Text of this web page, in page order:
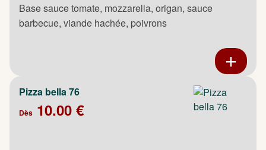
Base sauce tomate, mozzarella, origan, sauce
barbecue, viande hachée, poivrons
Pizza bella 76
Dès 10.00 €